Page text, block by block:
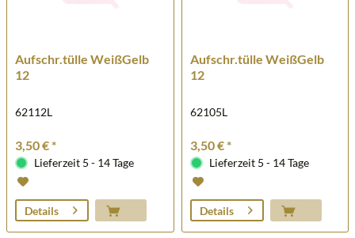
Aufschr.tülle WeißGelb
12
62112L
3,50 € *
Lieferzeit 5 - 14 Tage
Details
Aufschr.tülle WeißGelb
12
62105L
3,50 € *
Lieferzeit 5 - 14 Tage
Details